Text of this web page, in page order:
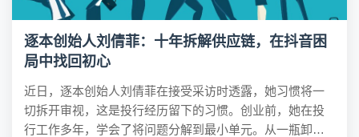
逐本创始人刘倩菲：十年拆解供应链，在抖音困
局中找回初心
近日，逐本创始人刘倩菲在接受采访时透露，她习惯将一
切拆开审视，这是投行经历留下的习惯。创业前，她在投
行工作多年，学会了将问题分解到最小单元。从一瓶卸妆